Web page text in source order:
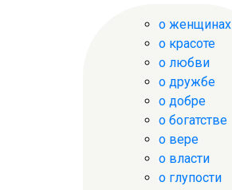
о женщинах
о красоте
о любви
о дружбе
о добре
о богатстве
о вере
о власти
о глупости